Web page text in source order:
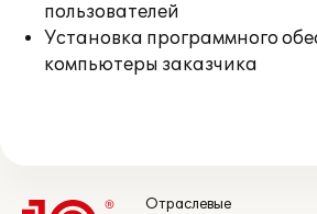
пользователей
Установка программного
компьютеры заказчика
Отраслевые